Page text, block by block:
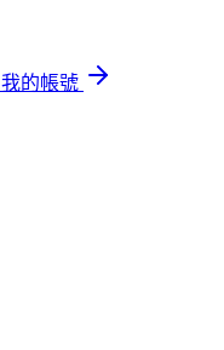
我的帳號